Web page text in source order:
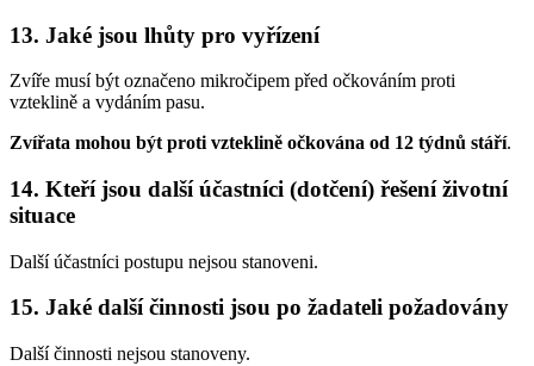
13. Jaké jsou lhůty pro vyřízení
Zvíře musí být označeno mikročipem před očkováním proti
vzteklině a vydáním pasu.
Zvířata mohou být proti vzteklině očkována od 12 týdnů stáří.
14. Kteří jsou další účastníci (dotčení) řešení životní
situace
Další účastníci postupu nejsou stanoveni.
15. Jaké další činnosti jsou po žadateli požadovány
Další činnosti nejsou stanoveny.